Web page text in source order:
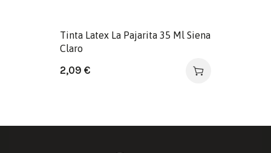
Tinta Latex La Pajarita 35 Ml Siena
Claro
2,09 €